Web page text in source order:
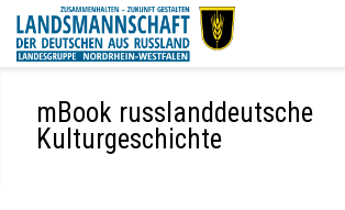
mBook russlanddeutsche
Kulturgeschichte